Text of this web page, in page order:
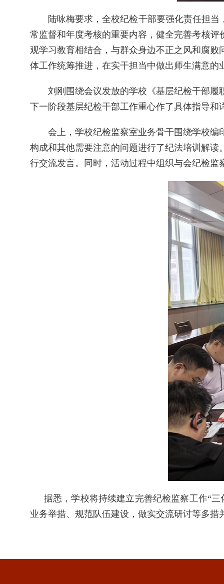
陆咏梅要求，全校纪检干部要强化责任担
常监督和年度考核的重要内容，健全完善考核
观学习教育相结合，与群众身边不正之风和腐
体工作统筹推进，在实干担当中做出师生满意的
刘刚围绕会议发放的学校《基层纪检干部
下一阶段基层纪检干部工作重心作了具体指导和
会上，学校纪检监察室业务骨干围绕学校
构成和其他需要注意的问题进行了纪法培训解
行交流发言。同时，活动过程中组织与会纪检
据悉，学校将持续建立完善纪检监察工作“三
业务举措、规范队伍建设，做实交流研讨等多措